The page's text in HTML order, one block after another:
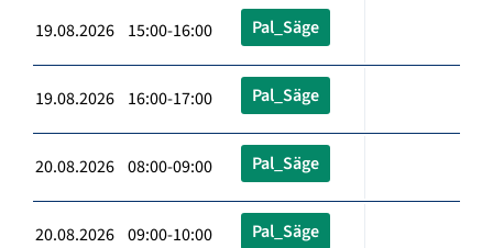
19.08.2026 15:00-16:00 Pal_Säge
19.08.2026 16:00-17:00 Pal_Säge
20.08.2026 08:00-09:00 Pal_Säge
20.08.2026 09:00-10:00 Pal_Säge